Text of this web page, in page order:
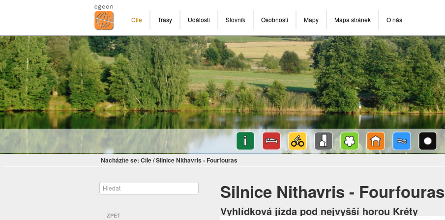
Cíle Trasy Události Slovník Osobnosti Mapy Mapa stránek O nás
Nacházíte se: Cíle/Silnice Nithavris - Fourfouras
ZPĚT
Silnice Nithavris - Fourfouras
Vyhlídková jízda pod nejvyšší horou Kréty